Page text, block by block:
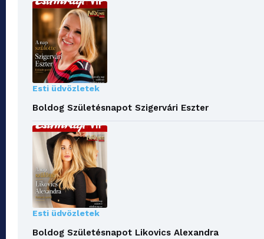
Esti üdvözletek
Boldog Születésnapot Szigervári Eszter
Esti üdvözletek
Boldog Születésnapot Likovics Alexandra